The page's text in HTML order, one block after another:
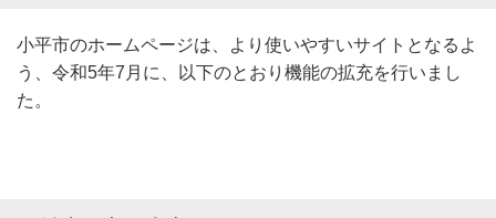
小平市のホームページは、より使いやすいサイトとなるよ
う、令和5年7月に、以下のとおり機能の拡充を行いまし
た。